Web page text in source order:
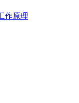
作原理